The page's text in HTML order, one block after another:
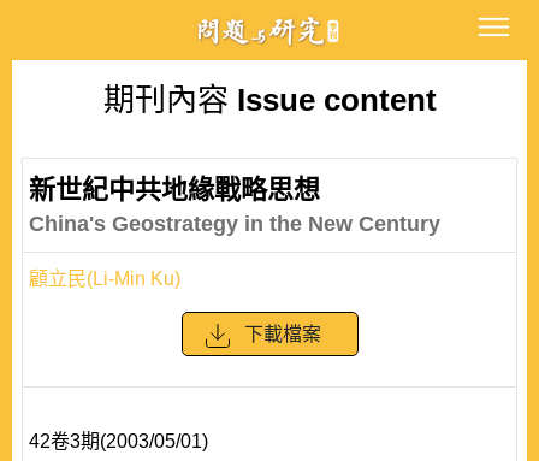
期刊內容 Issue content
新世紀中共地緣戰略思想
China's Geostrategy in the New Century
顧立民(Li-Min Ku)
下載檔案
42卷3期(2003/05/01)